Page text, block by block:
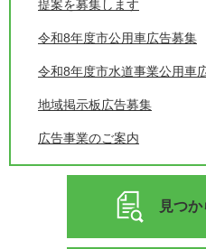
提案を募集します
令和8年度市公用車広告募集
令和8年度市水道事業公用車
地域掲示板広告募集
広告事業のご案内
見つ